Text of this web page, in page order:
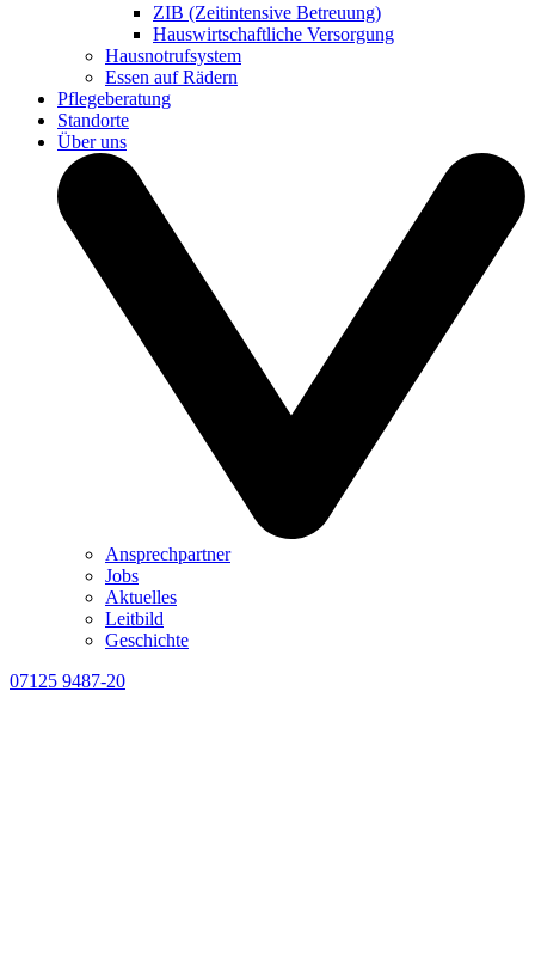
ZIB (Zeitintensive Betreuung)
Hauswirtschaftliche Versorgung
Hausnotrufsystem
Essen auf Rädern
Pflegeberatung
Standorte
Über uns
Ansprechpartner
Jobs
Aktuelles
Leitbild
Geschichte
07125 9487-20